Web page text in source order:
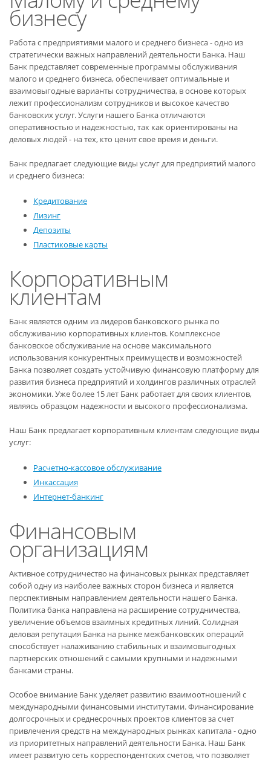
бизнесу
Работа с предприятиями малого и среднего бизнеса - одно из
стратегически важных направлений деятельности Банка. Наш
Банк представляет современные программы обслуживания
малого и среднего бизнеса, обеспечивает оптимальные и
взаимовыгодные варианты сотрудничества, в основе которых
лежит профессионализм сотрудников и высокое качество
банковских услуг. Услуги нашего Банка отличаются
оперативностью и надежностью, так как ориентированы на
деловых людей - на тех, кто ценит свое время и деньги.
Банк предлагает следующие виды услуг для предприятий малого
и среднего бизнеса:
Кредитование
Лизинг
Депозиты
Пластиковые карты
Корпоративным
клиентам
Банк является одним из лидеров банковского рынка по
обслуживанию корпоративных клиентов. Комплексное
банковское обслуживание на основе максимального
использования конкурентных преимуществ и возможностей
Банка позволяет создать устойчивую финансовую платформу для
развития бизнеса предприятий и холдингов различных отраслей
экономики. Уже более 15 лет Банк работает для своих клиентов,
являясь образцом надежности и высокого профессионализма.
Наш Банк предлагает корпоративным клиентам следующие виды
услуг:
Расчетно-кассовое обслуживание
Инкассация
Интернет-банкинг
Финансовым
организациям
Активное сотрудничество на финансовых рынках представляет
собой одну из наиболее важных сторон бизнеса и является
перспективным направлением деятельности нашего Банка.
Политика банка направлена на расширение сотрудничества,
увеличение объемов взаимных кредитных линий. Солидная
деловая репутация Банка на рынке межбанковских операций
способствует налаживанию стабильных и взаимовыгодных
партнерских отношений с самыми крупными и надежными
банками страны.
Особое внимание Банк уделяет развитию взаимоотношений с
международными финансовыми институтами. Финансирование
долгосрочных и среднесрочных проектов клиентов за счет
привлечения средств на международных рынках капитала - одно
из приоритетных направлений деятельности Банка. Наш Банк
имеет развитую сеть корреспондентских счетов, что позволяет